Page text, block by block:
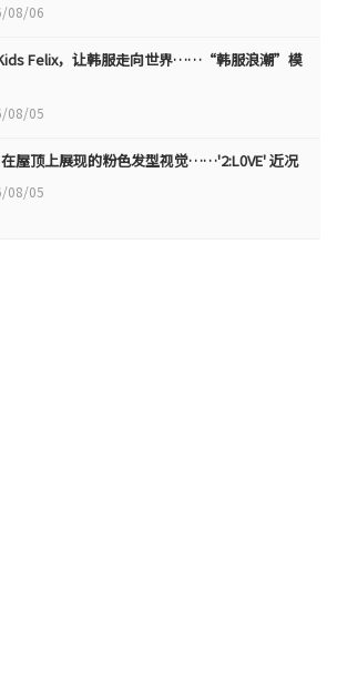
08/06
Felix，让韩服走向世界……“韩服浪潮”模
08/05
在屋顶上展现的粉色发型视觉……'2:L0VE' 近况
08/05